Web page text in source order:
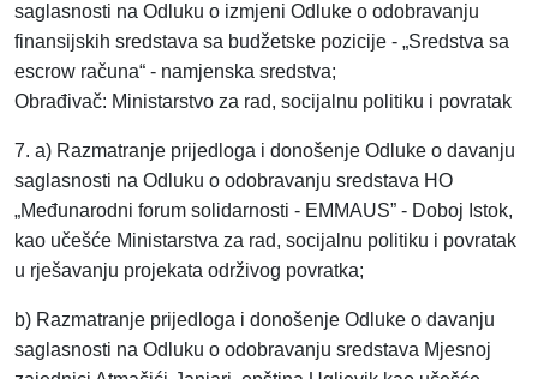
saglasnosti na Odluku o izmjeni Odluke o odobravanju
finansijskih sredstava sa budžetske pozicije - „Sredstva sa
escrow računa“ - namjenska sredstva;
Obrađivač: Ministarstvo za rad, socijalnu politiku i povratak
7. a) Razmatranje prijedloga i donošenje Odluke o davanju
saglasnosti na Odluku o odobravanju sredstava HO
„Međunarodni forum solidarnosti - EMMAUS” - Doboj Istok,
kao učešće Ministarstva za rad, socijalnu politiku i povratak
u rješavanju projekata održivog povratka;
b) Razmatranje prijedloga i donošenje Odluke o davanju
saglasnosti na Odluku o odobravanju sredstava Mjesnoj